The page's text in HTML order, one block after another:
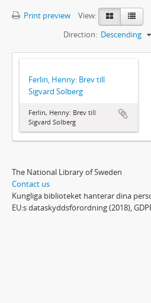
Print preview
View:
Direction: Descending
Ferlin, Henny: Brev till
Sigvard Solberg
Ferlin, Henny: Brev till
Sigvard Solberg
The National Library of Sweden
Contact us
Kungliga biblioteket hanterar dina
EU:s dataskyddsförordning (2018),